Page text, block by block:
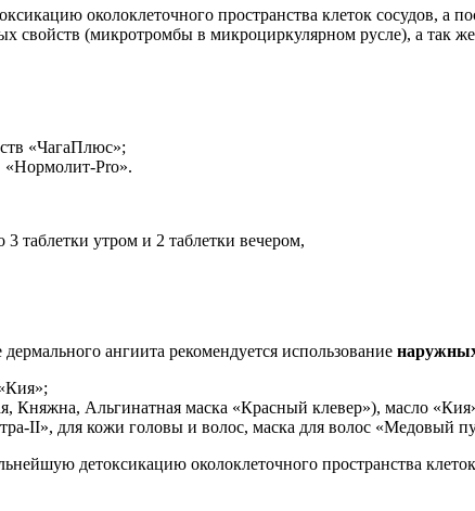
околоклеточного пространства клеток сосудов, а
свойств (микротромбы в микроциркулярном русле), а так
«ЧагаПлюс»;
«Нормолит-Pro».
таблетки утром и 2 таблетки вечером,
ангиита рекомендуется использование
Княжна, Альгинатная маска «Красный клевер»), масло
II», для кожи головы и волос, маска для волос «Медовый
детоксикацию околоклеточного пространства